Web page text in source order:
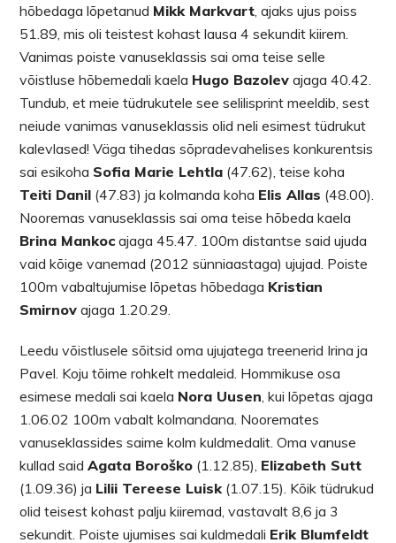
hõbedaga lõpetanud Mikk Markvart , ajaks ujus poiss
51.89, mis oli teistest kohast lausa 4 sekundit kiirem.
Vanimas poiste vanuseklassis sai oma teise selle
võistluse hõbemedali kaela Hugo Bazolev ajaga 40.42.
Tundub, et meie tüdrukutele see selilisprint meeldib, sest
neiude vanimas vanuseklassis olid neli esimest tüdrukut
kalevlased! Väga tihedas sõpradevahelises konkurentsis
sai esikoha Sofia Marie Lehtla (47.62), teise koha
Teiti Danil (47.83) ja kolmanda koha Elis Allas (48.00).
Nooremas vanuseklassis sai oma teise hõbeda kaela
Brina Mankoc ajaga 45.47. 100m distantse said ujuda
vaid kõige vanemad (2012 sünniaastaga) ujujad. Poiste
100m vabaltujumise lõpetas hõbedaga Kristian
Smirnov ajaga 1.20.29.
Leedu võistlusele sõitsid oma ujujatega treenerid Irina ja
Pavel. Koju tõime rohkelt medaleid. Hommikuse osa
esimese medali sai kaela Nora Uusen , kui lõpetas ajaga
1.06.02 100m vabalt kolmandana. Nooremates
vanuseklassides saime kolm kuldmedalit. Oma vanuse
kullad saidAgata Boroško (1.12.85), Elizabeth Sutt
(1.09.36) ja Lilii Tereese Luisk (1.07.15). Kõik tüdrukud
olid teisest kohast palju kiiremad, vastavalt 8,6 ja 3
sekundit. Poiste ujumises sai kuldmedali Erik Blumfeldt